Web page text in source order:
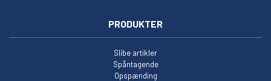
PRODUKTER
Slibe artikler
Spåntagende
Opspænding